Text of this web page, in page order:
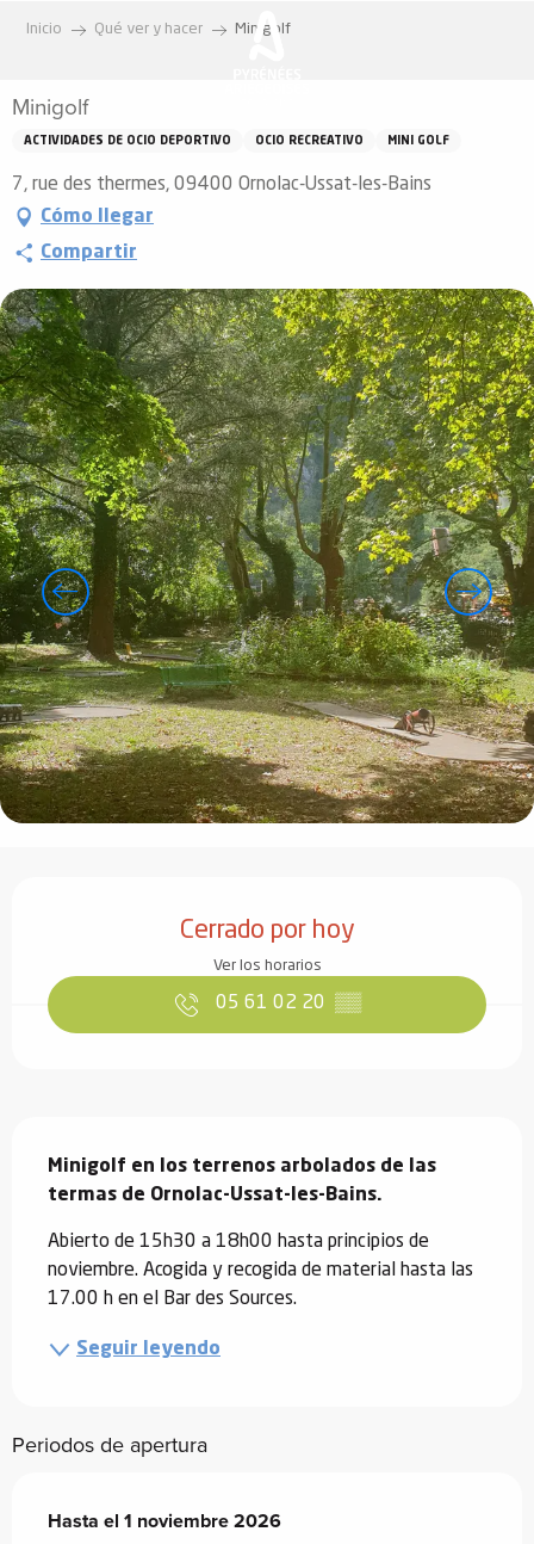
principal
Inicio Qué ver y hacer Minigolf
Minigolf
ACTIVIDADES DE OCIO DEPORTIVO OCIO RECREATIVO MINI GOLF
7, rue des thermes, 09400 Ornolac-Ussat-les-Bains
Cómo llegar
Compartir
Cerrado por hoy
Ver los horarios
05 61 02 20 ▒▒
Minigolf en los terrenos arbolados de las
termas de Ornolac-Ussat-les-Bains.
Abierto de 15h30 a 18h00 hasta principios de
noviembre. Acogida y recogida de material hasta las
17.00 h en el Bar des Sources.
Seguir leyendo
Periodos de apertura
Del1 abril 2026al1 noviembre 2026
Hasta el 1 noviembre 2026